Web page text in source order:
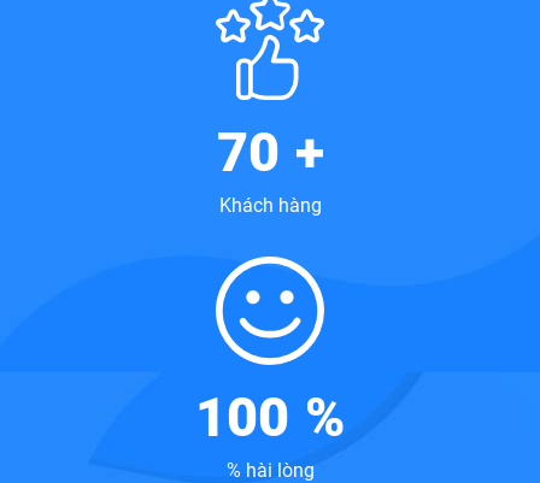
70 +
Khách hàng
100 %
% hài lòng